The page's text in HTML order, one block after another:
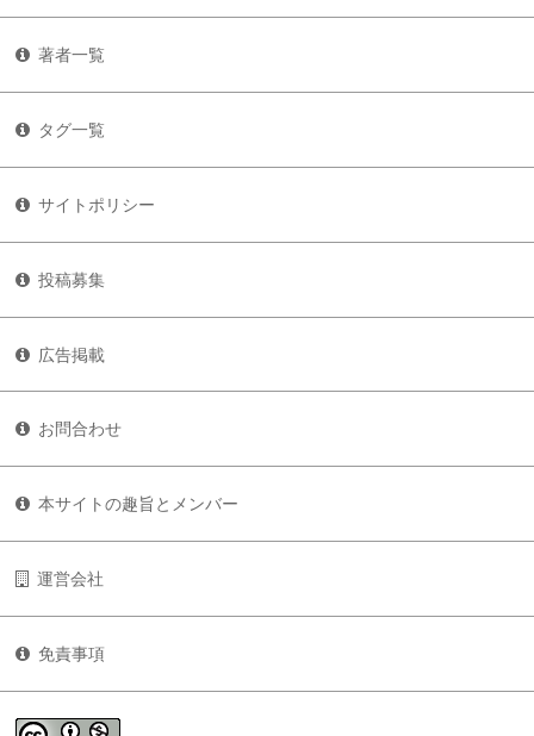
著者一覧
タグ一覧
サイトポリシー
投稿募集
広告掲載
お問合わせ
本サイトの趣旨とメンバー
運営会社
免責事項